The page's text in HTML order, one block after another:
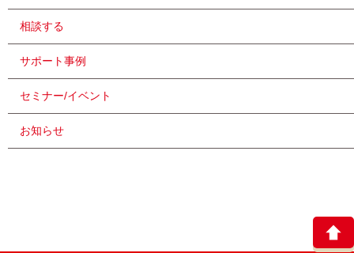
相談する
サポート事例
セミナー/イベント
お知らせ